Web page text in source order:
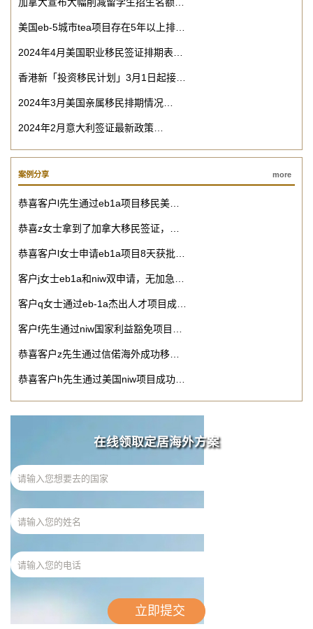
美国eb-5城市tea项目存在5年以上排…
2024年4月美国职业移民签证排期表…
香港新「投资移民计划」3月1日起接…
2024年3月美国亲属移民排期情况…
2024年2月意大利签证最新政策…
案例分享 more
恭喜客户l先生通过eb1a项目移民美…
恭喜z女士拿到了加拿大移民签证，…
恭喜客户l女士申请eb1a项目8天获批…
客户j女士eb1a和niw双申请，无加急…
客户q女士通过eb-1a杰出人才项目成…
客户f先生通过niw国家利益豁免项目…
恭喜客户z先生通过信偌海外成功移…
恭喜客户h先生通过美国niw项目成功…
在线领取定居海外方案